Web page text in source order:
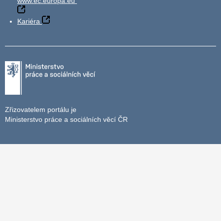
Kariéra
Zřizovatelem portálu je
Ministerstvo práce a sociálních věcí ČR